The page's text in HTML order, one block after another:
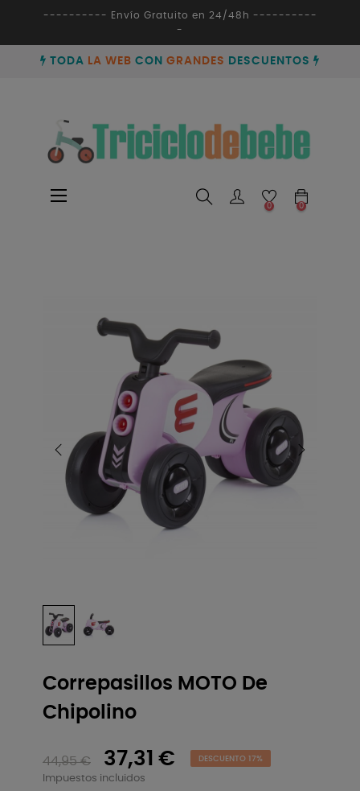
---------- Envío Gratuito en 24/48h ----------
-
TODA LA WEB CON GRANDES DESCUENTOS
Navegación
☰
0 0
Correpasillos MOTO De
Chipolino
44,95 € 37,31 € DESCUENTO 17%
Impuestos incluidos